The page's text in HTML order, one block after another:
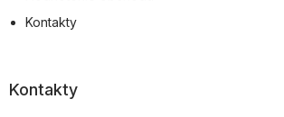
Kontakty
Kontakty